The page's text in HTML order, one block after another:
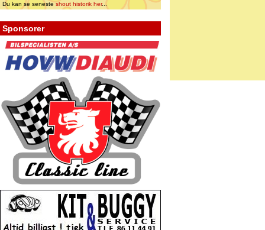
Du kan se senesteshout historik her...
Sponsorer